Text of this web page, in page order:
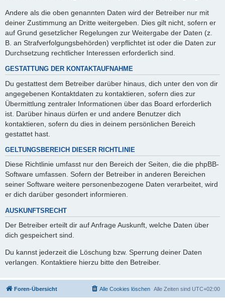
Andere als die oben genannten Daten wird der Betreiber nur mit
deiner Zustimmung an Dritte weitergeben. Dies gilt nicht, sofern er
auf Grund gesetzlicher Regelungen zur Weitergabe der Daten (z.
B. an Strafverfolgungsbehörden) verpflichtet ist oder die Daten zur
Durchsetzung rechtlicher Interessen erforderlich sind.
GESTATTUNG DER KONTAKTAUFNAHME
Du gestattest dem Betreiber darüber hinaus, dich unter den von dir
angegebenen Kontaktdaten zu kontaktieren, sofern dies zur
Übermittlung zentraler Informationen über das Board erforderlich
ist. Darüber hinaus dürfen er und andere Benutzer dich
kontaktieren, sofern du dies in deinem persönlichen Bereich
gestattet hast.
GELTUNGSBEREICH DIESER RICHTLINIE
Diese Richtlinie umfasst nur den Bereich der Seiten, die die phpBB-
Software umfassen. Sofern der Betreiber in anderen Bereichen
seiner Software weitere personenbezogene Daten verarbeitet, wird
er dich darüber gesondert informieren.
AUSKUNFTSRECHT
Der Betreiber erteilt dir auf Anfrage Auskunft, welche Daten über
dich gespeichert sind.
Du kannst jederzeit die Löschung bzw. Sperrung deiner Daten
verlangen. Kontaktiere hierzu bitte den Betreiber.
Foren-Übersicht Alle Zeiten sind UTC+02:00
Alle Cookies löschen